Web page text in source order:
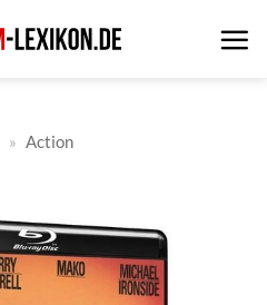
» Action